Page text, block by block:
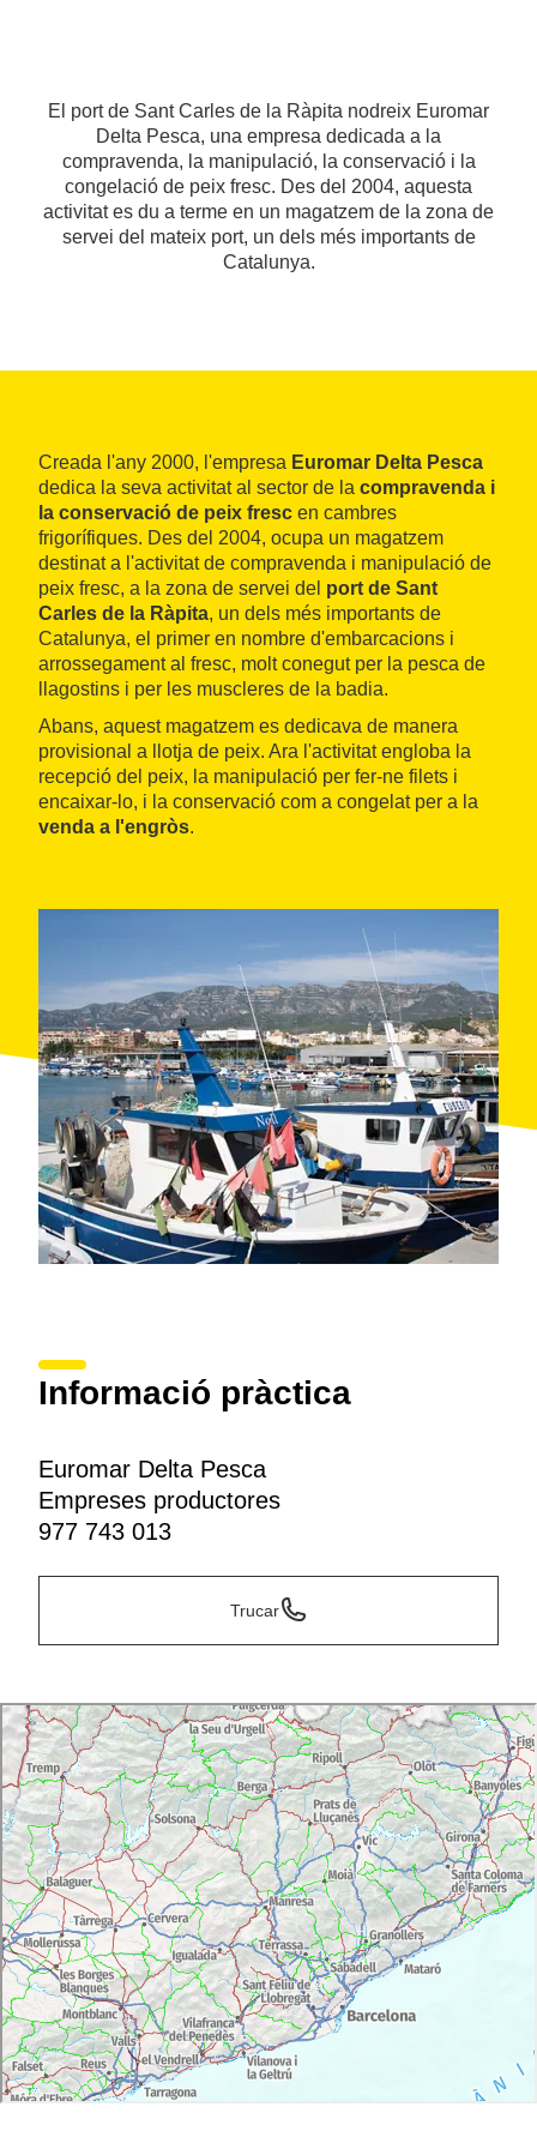
El port de Sant Carles de la Ràpita nodreix Euromar
Delta Pesca, una empresa dedicada a la
compravenda, la manipulació, la conservació i la
congelació de peix fresc. Des del 2004, aquesta
activitat es du a terme en un magatzem de la zona de
servei del mateix port, un dels més importants de
Catalunya.
Creada l'any 2000, l'empresa Euromar Delta Pesca
dedica la seva activitat al sector de la compravenda i
la conservació de peix fresc en cambres
frigorífiques. Des del 2004, ocupa un magatzem
destinat a l'activitat de compravenda i manipulació de
peix fresc, a la zona de servei del port de Sant
Carles de la Ràpita, un dels més importants de
Catalunya, el primer en nombre d'embarcacions i
arrossegament al fresc, molt conegut per la pesca de
llagostins i per les muscleres de la badia.
Abans, aquest magatzem es dedicava de manera
provisional a llotja de peix. Ara l'activitat engloba la
recepció del peix, la manipulació per fer-ne filets i
encaixar-lo, i la conservació com a congelat per a la
venda a l'engròs.
Informació pràctica
Euromar Delta Pesca
Empreses productores
977 743 013
Trucar